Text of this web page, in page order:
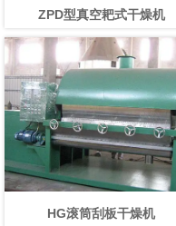
ZPD型真空耙式干燥机
HG滚筒刮板干燥机